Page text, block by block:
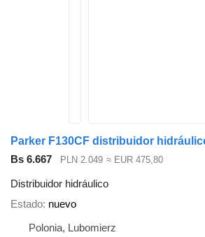
Bs 6.667 PLN 2.049 ≈ EUR 475,80
Distribuidor hidráulico
Estado nuevo
Polonia, Lubomierz